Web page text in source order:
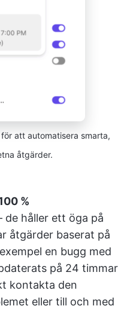
att automatisera smarta,
åtgärder.
%
de håller ett öga på
åtgärder baserat på
en bugg med
på 24 timmar
kontakta den
eller till och med